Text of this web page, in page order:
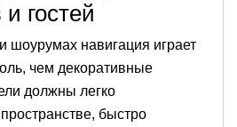
гостей
шоурумах навигация играет
чем декоративные
должны легко
быстро